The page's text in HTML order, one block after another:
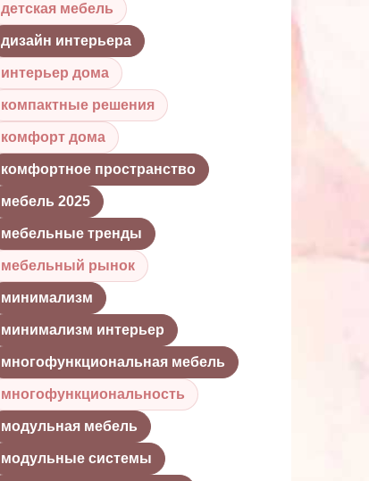
детская мебель
дизайн интерьера
интерьер дома
компактные решения
комфорт дома
комфортное пространство
мебель 2025
мебельные тренды
мебельный рынок
минимализм
минимализм интерьер
многофункциональная мебель
многофункциональность
модульная мебель
модульные системы